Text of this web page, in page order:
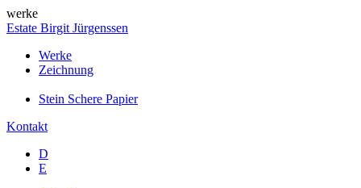
werke
Estate Birgit Jürgenssen
Werke
Zeichnung
Stein Schere Papier
Kontakt
D
E